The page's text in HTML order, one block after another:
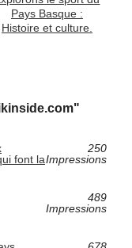
Pays Basque :
Histoire et culture.
font la
250
Impressions
489
Impressions